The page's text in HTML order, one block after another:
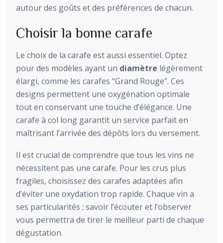
autour des goûts et des préférences de chacun.
Choisir la bonne carafe
Le choix de la carafe est aussi essentiel. Optez
pour des modèles ayant un diamètre légèrement
élargi, comme les carafes “Grand Rouge”. Ces
designs permettent une oxygénation optimale
tout en conservant une touche d’élégance. Une
carafe à col long garantit un service parfait en
maîtrisant l’arrivée des dépôts lors du versement.
Il est crucial de comprendre que tous les vins ne
nécessitent pas une carafe. Pour les crus plus
fragiles, choisissez des carafes adaptées afin
d’éviter une oxydation trop rapide. Chaque vin a
ses particularités ; savoir l’écouter et l’observer
vous permettra de tirer le meilleur parti de chaque
dégustation.